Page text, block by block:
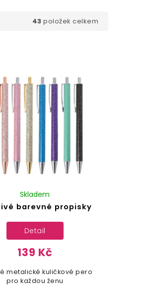
43 položek celkem
barevné propisky
Skladem
139 Kč
Detail
metalické kuličkové pero
pro každou ženu